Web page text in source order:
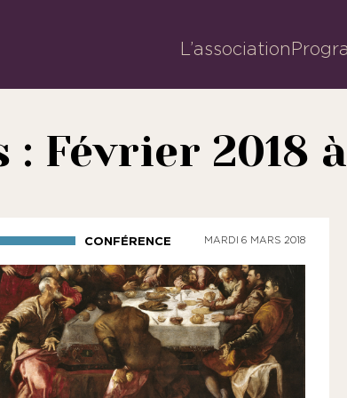
L’association
: Février 2018
CONFÉRENCE MARDI 6 MARS 2018